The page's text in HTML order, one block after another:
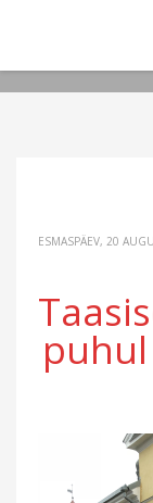
ESMASPÄEV, 20